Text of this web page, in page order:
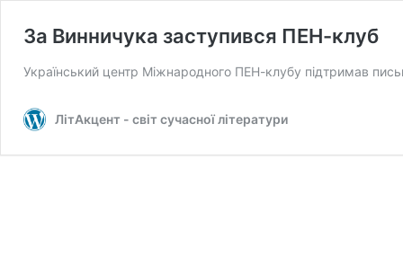
За Винничука заступився ПЕН-клуб
Український центр Міжнародного ПЕН-клубу підтримав
ЛітАкцент - світ сучасної літератури